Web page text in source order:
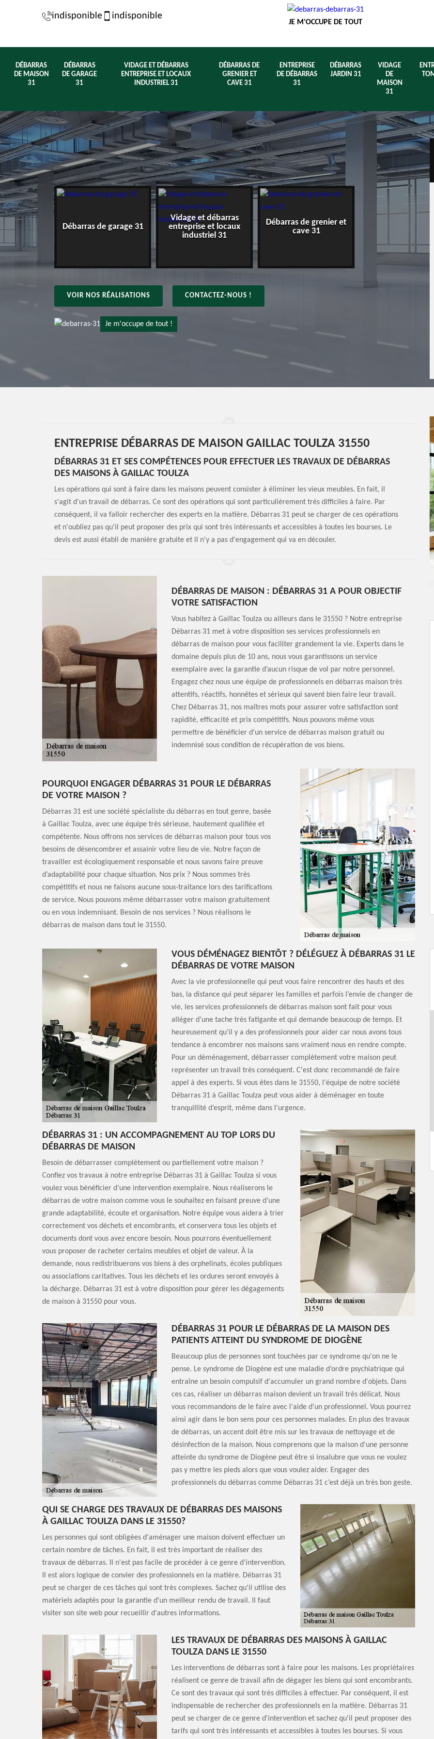
indisponible indisponible
JE M'OCCUPE DE TOUT
DÉBARRAS
DE MAISON
31
DÉBARRAS
DE GARAGE
31
VIDAGE ET DÉBARRAS
ENTREPRISE ET LOCAUX
INDUSTRIEL 31
DÉBARRAS DE
GRENIER ET
CAVE 31
ENTREPRISE
DE DÉBARRAS
31
DÉBARRAS
JARDIN 31
VIDAGE
DE
MAISON
31
Débarras de garage 31
Vidage et débarras
entreprise et locaux
industriel 31
Débarras de grenier et
cave 31
Entreprise de
VOIR NOS RÉALISATIONS CONTACTEZ-NOUS !
Je m'occupe de tout !
ENTREPRISE DÉBARRAS DE MAISON GAILLAC TOULZA 31550
DÉBARRAS 31 ET SES COMPÉTENCES POUR EFFECTUER LES TRAVAUX DE DÉBARRAS
DES MAISONS À GAILLAC TOULZA
Les opérations qui sont à faire dans les maisons peuvent consister à éliminer les vieux meubles. En fait, il
s'agit d'un travail de débarras. Ce sont des opérations qui sont particulièrement très difficiles à faire. Par
conséquent, il va falloir rechercher des experts en la matière. Débarras 31 peut se charger de ces opérations
et n'oubliez pas qu'il peut proposer des prix qui sont très intéressants et accessibles à toutes les bourses. Le
devis est aussi établi de manière gratuite et il n'y a pas d'engagement qui va en découler.
DÉBARRAS DE MAISON : DÉBARRAS 31 A POUR OBJECTIF
VOTRE SATISFACTION
Vous habitez à Gaillac Toulza ou ailleurs dans le 31550 ? Notre entreprise
Débarras 31 met à votre disposition ses services professionnels en
débarras de maison pour vous faciliter grandement la vie. Experts dans le
domaine depuis plus de 10 ans, nous vous garantissons un service
exemplaire avec la garantie d’aucun risque de vol par notre personnel.
Engagez chez nous une équipe de professionnels en débarras maison très
attentifs, réactifs, honnêtes et sérieux qui savent bien faire leur travail.
Chez Débarras 31, nos maîtres mots pour assurer votre satisfaction sont
rapidité, efficacité et prix compétitifs. Nous pouvons même vous
permettre de bénéficier d'un service de débarras maison gratuit ou
indemnisé sous condition de récupération de vos biens.
POURQUOI ENGAGER DÉBARRAS 31 POUR LE DÉBARRAS
DE VOTRE MAISON ?
Débarras 31 est une société spécialiste du débarras en tout genre, basée
à Gaillac Toulza, avec une équipe très sérieuse, hautement qualifiée et
compétente. Nous offrons nos services de débarras maison pour tous vos
besoins de désencombrer et assainir votre lieu de vie. Notre façon de
travailler est écologiquement responsable et nous savons faire preuve
d’adaptabilité pour chaque situation. Nos prix ? Nous sommes très
compétitifs et nous ne faisons aucune sous-traitance lors des tarifications
de service. Nous pouvons même débarrasser votre maison gratuitement
ou en vous indemnisant. Besoin de nos services ? Nous réalisons le
débarras de maison dans tout le 31550.
VOUS DÉMÉNAGEZ BIENTÔT ? DÉLÉGUEZ À DÉBARRAS 31 LE
DÉBARRAS DE VOTRE MAISON
Avec la vie professionnelle qui peut vous faire rencontrer des hauts et des
bas, la distance qui peut séparer les familles et parfois l’envie de changer de
vie, les services professionnels de débarras maison sont fait pour vous
alléger d’une tache très fatigante et qui demande beaucoup de temps. Et
heureusement qu’il y a des professionnels pour aider car nous avons tous
tendance à encombrer nos maisons sans vraiment nous en rendre compte.
Pour un déménagement, débarrasser complètement votre maison peut
représenter un travail très conséquent. C'est donc recommandé de faire
appel à des experts. Si vous êtes dans le 31550, l'équipe de notre société
Débarras 31 à Gaillac Toulza peut vous aider à déménager en toute
tranquillité d’esprit, même dans l'urgence.
DÉBARRAS 31 : UN ACCOMPAGNEMENT AU TOP LORS DU
DÉBARRAS DE MAISON
Besoin de débarrasser complètement ou partiellement votre maison ?
Confiez vos travaux à notre entreprise Débarras 31 à Gaillac Toulza si vous
voulez vous bénéficier d’une intervention exemplaire. Nous réaliserons le
débarras de votre maison comme vous le souhaitez en faisant preuve d’une
grande adaptabilité, écoute et organisation. Notre équipe vous aidera à trier
correctement vos déchets et encombrants, et conservera tous les objets et
documents dont vous avez encore besoin. Nous pourrons éventuellement
vous proposer de racheter certains meubles et objet de valeur. À la
demande, nous redistribuerons vos biens à des orphelinats, écoles publiques
ou associations caritatives. Tous les déchets et les ordures seront envoyés à
la décharge. Débarras 31 est à votre disposition pour gérer les dégagements
de maison à 31550 pour vous.
DÉBARRAS 31 POUR LE DÉBARRAS DE LA MAISON DES
PATIENTS ATTEINT DU SYNDROME DE DIOGÈNE
Beaucoup plus de personnes sont touchées par ce syndrome qu'on ne le
pense. Le syndrome de Diogène est une maladie d’ordre psychiatrique qui
entraîne un besoin compulsif d'accumuler un grand nombre d'objets. Dans
ces cas, réaliser un débarras maison devient un travail très délicat. Nous
vous recommandons de le faire avec l'aide d'un professionnel. Vous pourrez
ainsi agir dans le bon sens pour ces personnes malades. En plus des travaux
de débarras, un accent doit être mis sur les travaux de nettoyage et de
désinfection de la maison. Nous comprenons que la maison d'une personne
atteinte du syndrome de Diogène peut être si insalubre que vous ne voulez
pas y mettre les pieds alors que vous voulez aider. Engager des
professionnels du débarras comme Débarras 31 c’est déjà un très bon geste.
QUI SE CHARGE DES TRAVAUX DE DÉBARRAS DES MAISONS
À GAILLAC TOULZA DANS LE 31550?
Les personnes qui sont obligées d'aménager une maison doivent effectuer un
certain nombre de tâches. En fait, il est très important de réaliser des
travaux de débarras. Il n'est pas facile de procéder à ce genre d'intervention.
Il est alors logique de convier des professionnels en la matière. Débarras 31
peut se charger de ces tâches qui sont très complexes. Sachez qu'il utilise des
matériels adaptés pour la garantie d'un meilleur rendu de travail. Il faut
visiter son site web pour recueillir d'autres informations.
LES TRAVAUX DE DÉBARRAS DES MAISONS À GAILLAC
TOULZA DANS LE 31550
Les interventions de débarras sont à faire pour les maisons. Les propriétaires
réalisent ce genre de travail afin de dégager les biens qui sont encombrants.
Ce sont des travaux qui sont très difficiles à effectuer. Par conséquent, il est
indispensable de rechercher des professionnels en la matière. Débarras 31
peut se charger de ce genre d'intervention et sachez qu'il peut proposer des
tarifs qui sont très intéressants et accessibles à toutes les bourses. Si vous